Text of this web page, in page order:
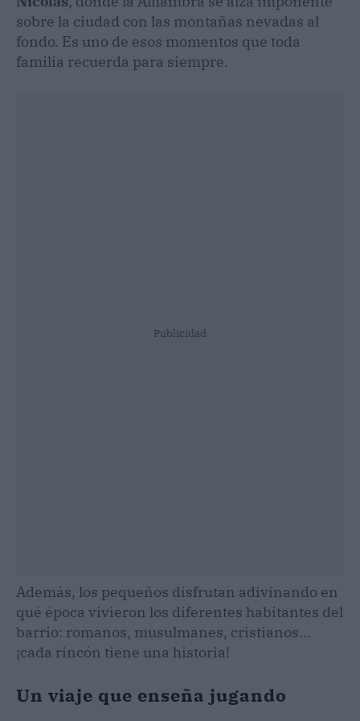
sobre la ciudad con las montañas nevadas al
fondo. Es uno de esos momentos que toda
familia recuerda para siempre.
Publicidad
Además, los pequeños disfrutan adivinando en
qué época vivieron los diferentes habitantes del
barrio: romanos, musulmanes, cristianos…
¡cada rincón tiene una historia!
Un viaje que enseña jugando